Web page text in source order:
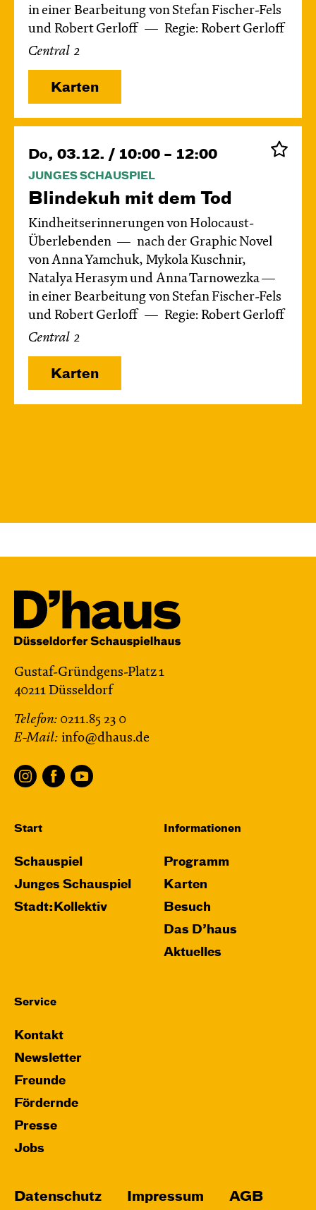
in einer Bearbeitung von Stefan Fischer-Fels
und Robert Gerloff
Regie: Robert Gerloff
Central 2
Karten
Do, 03.12. / 10:00 – 12:00
JUNGES SCHAUSPIEL
Blinde­kuh mit dem Tod
Kindheitserinnerungen von Holocaust-
Überlebenden
nach der Graphic Novel
von Anna Yamchuk, Mykola Kuschnir,
Natalya Herasym und Anna Tarnowezka —
in einer Bearbeitung von Stefan Fischer-Fels
und Robert Gerloff
Regie: Robert Gerloff
Central 2
Karten
Gustaf-Gründgens-Platz 1
40211 Düsseldorf
Telefon: 0211.85 23 0
E-Mail: info@dhaus.de
Start
Schauspiel
Junges Schauspiel
Stadt:Kollektiv
Informationen
Programm
Karten
Besuch
Das D’haus
Aktuelles
Service
Kontakt
Newsletter
Freunde
Fördernde
Presse
Jobs
Datenschutz Impressum AGB